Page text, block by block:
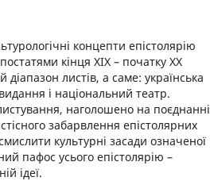
концепти епістолярію
кінця XIX – початку XX
листів, а саме: українська
і національний театр.
наголошено на поєднанні
забарвлення епістолярних
культурні засади означеної
пафос усього епістолярію –
ідеї.